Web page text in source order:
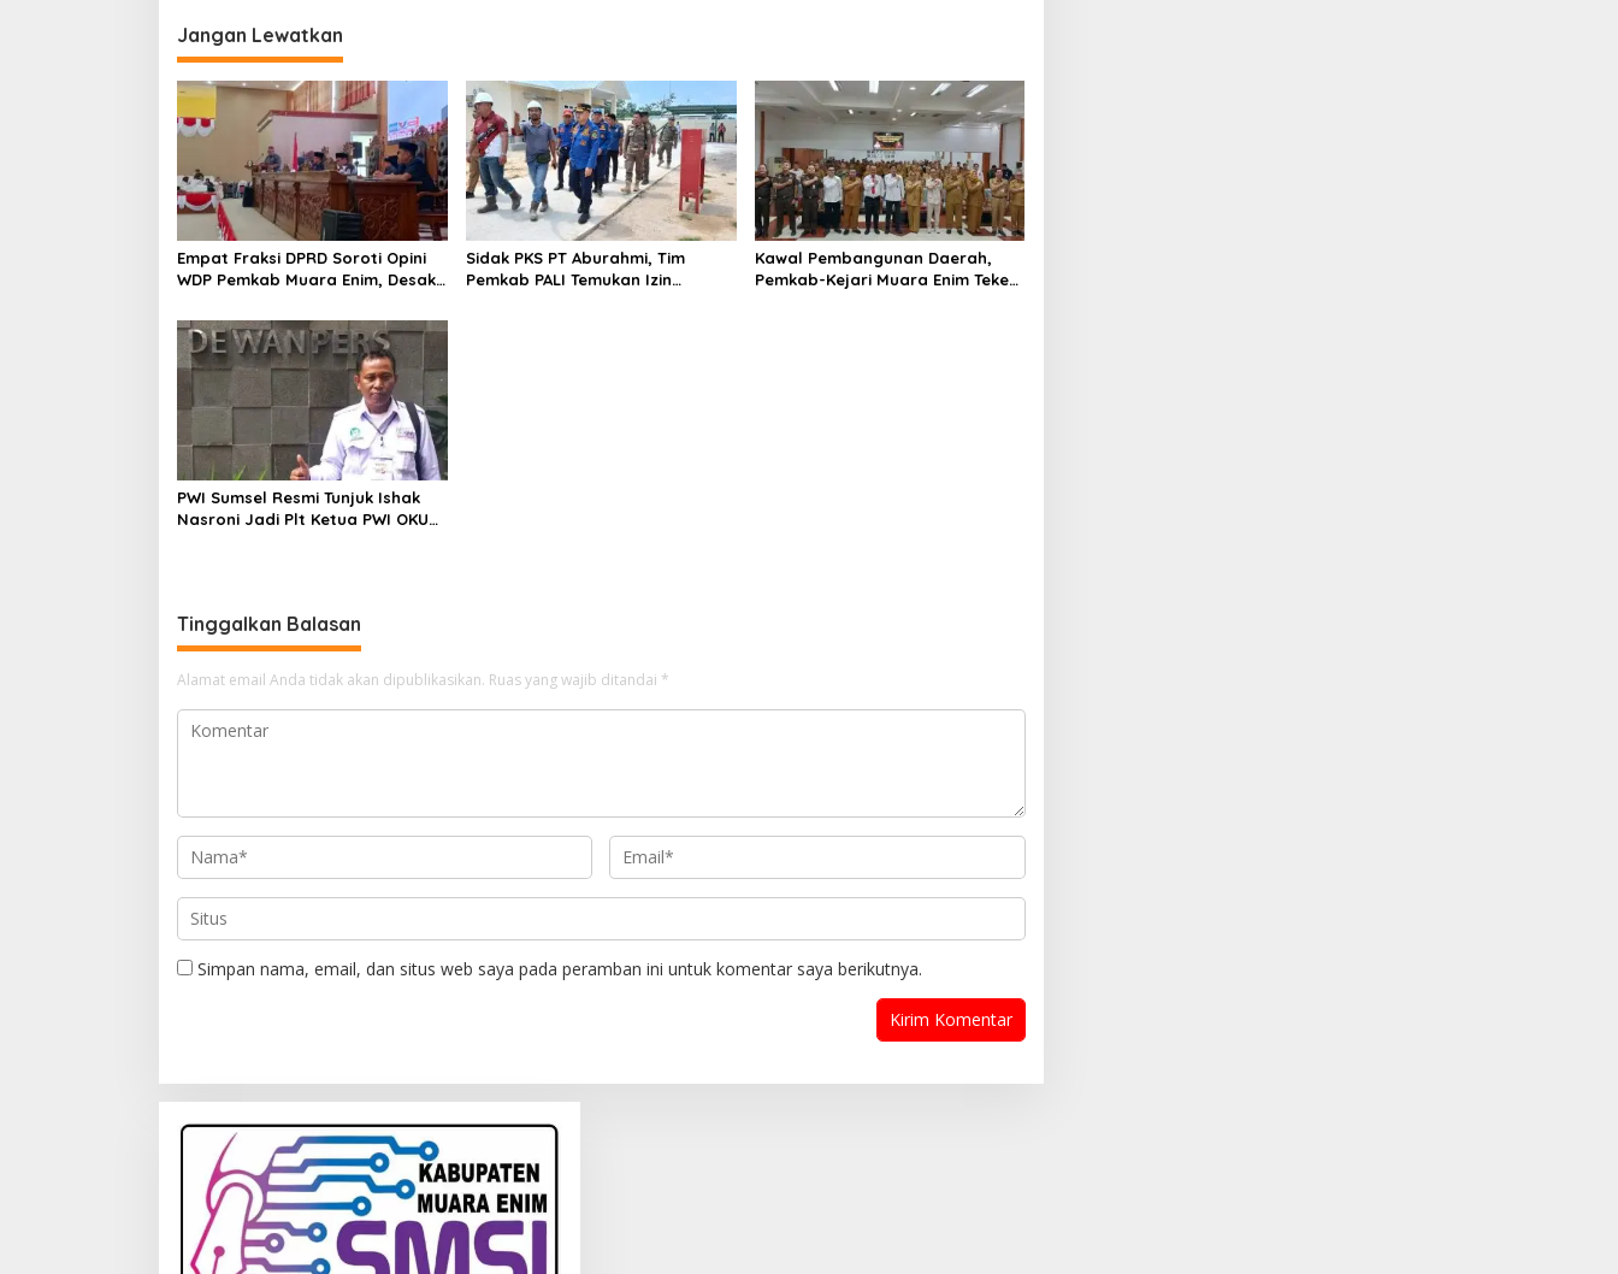
Jangan Lewatkan
Empat Fraksi DPRD Soroti Opini
WDP Pemkab Muara Enim, Desak
Sidak PKS PT Aburahmi, Tim
Pemkab PALI Temukan Izin
Kawal Pembangunan Daerah,
Pemkab-Kejari Muara Enim Teken
PWI Sumsel Resmi Tunjuk Ishak
Nasroni Jadi Plt Ketua PWI OKU
Tinggalkan Balasan
Alamat email Anda tidak akan dipublikasikan. Ruas yang wajib ditandai *
Simpan nama, email, dan situs web saya pada peramban ini untuk komentar saya berikutnya.